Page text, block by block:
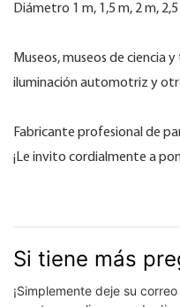
Diámetro 1 m, 1,5 m, 2 m,
Museos, museos de ciencia
iluminación automotriz y
Fabricante profesional de
¡Le invito cordialmente a
Si tiene más
¡Simplemente deje su